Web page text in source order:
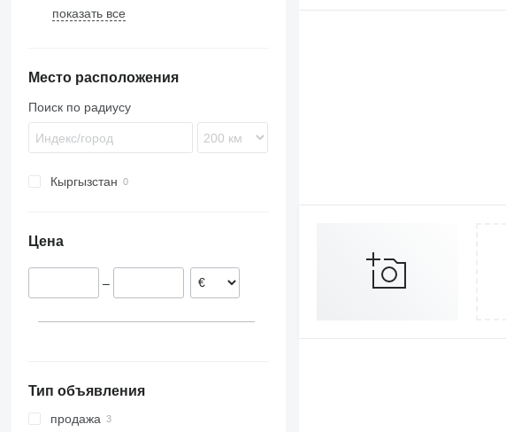
показать все
Место расположения
Поиск по радиусу
Кыргызстан
Цена
–
Тип объявления
продажа